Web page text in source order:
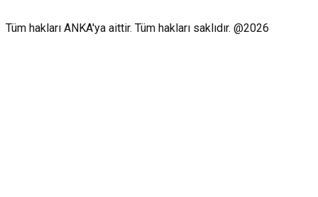
Tüm hakları ANKA'ya aittir. Tüm hakları saklıdır. @2026